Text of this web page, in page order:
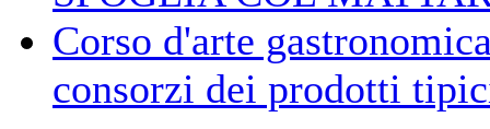
Corso d'arte
consorzi dei prodotti